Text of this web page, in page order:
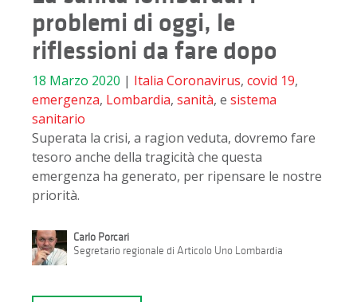
problemi di oggi, le
riflessioni da fare dopo
18 Marzo 2020 | Italia Coronavirus, covid 19,
emergenza, Lombardia, sanità, e sistema
sanitario
Superata la crisi, a ragion veduta, dovremo fare
tesoro anche della tragicità che questa
emergenza ha generato, per ripensare le nostre
priorità.
Carlo Porcari
Segretario regionale di Articolo Uno Lombardia